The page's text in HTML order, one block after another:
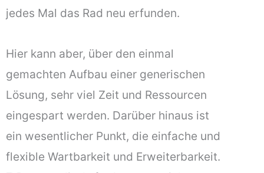
jedes Mal das Rad neu erfunden.
Hier kann aber, über den einmal
gemachten Aufbau einer generischen
Lösung, sehr viel Zeit und Ressourcen
eingespart werden. Darüber hinaus ist
ein wesentlicher Punkt, die einfache und
flexible Wartbarkeit und Erweiterbarkeit.